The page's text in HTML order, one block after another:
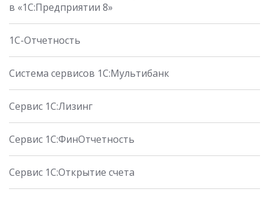
в «1С:Предприятии 8»
1C-Отчетность
Система сервисов 1С:Мультибанк
Сервис 1С:Лизинг
Сервис 1С:ФинОтчетность
Сервис 1С:Открытие счета